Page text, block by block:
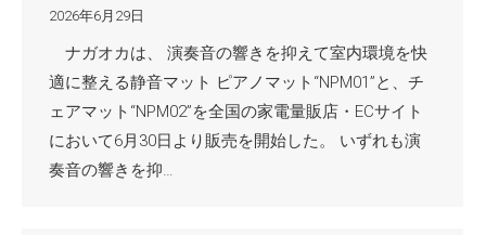
2026年6月29日
ナガオカは、 演奏音の響きを抑えて室内環境を快
適に整える静音マット ピアノマット“NPM01”と、チ
ェアマット“NPM02”を全国の家電量販店・ECサイト
において6月30日より販売を開始した。 いずれも演
奏音の響きを抑…